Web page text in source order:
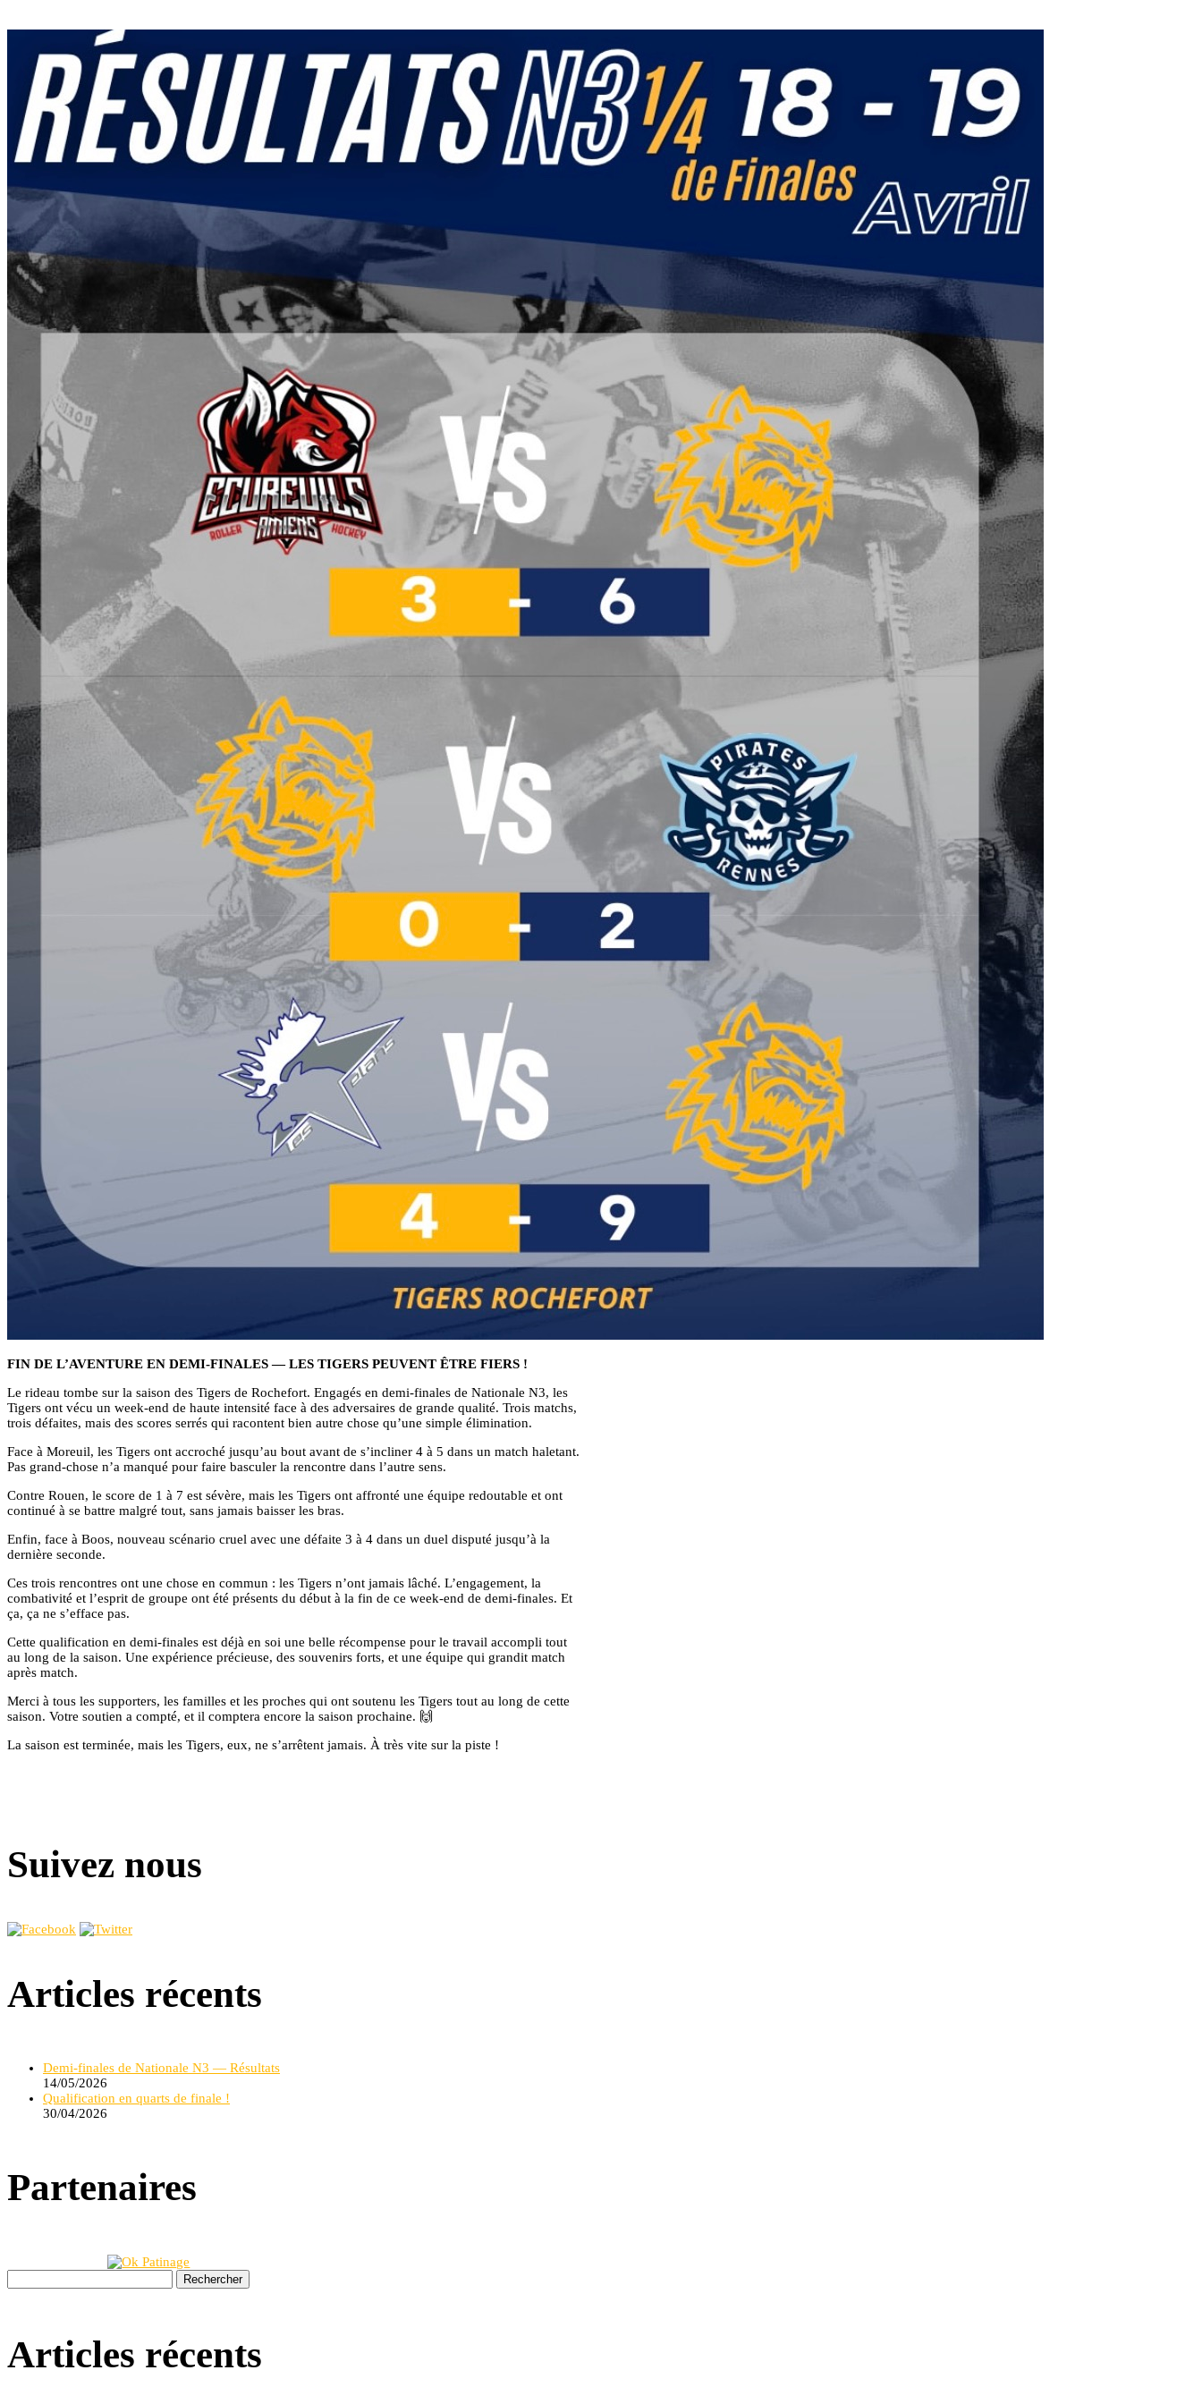
FIN DE L’AVENTURE EN DEMI-FINALES — LES TIGERS PEUVENT ÊTRE FIERS !
Le rideau tombe sur la saison des Tigers de Rochefort. Engagés en demi-finales de Nationale N3, les
Tigers ont vécu un week-end de haute intensité face à des adversaires de grande qualité. Trois matchs,
trois défaites, mais des scores serrés qui racontent bien autre chose qu’une simple élimination.
Face à Moreuil, les Tigers ont accroché jusqu’au bout avant de s’incliner 4 à 5 dans un match haletant.
Pas grand-chose n’a manqué pour faire basculer la rencontre dans l’autre sens.
Contre Rouen, le score de 1 à 7 est sévère, mais les Tigers ont affronté une équipe redoutable et ont
continué à se battre malgré tout, sans jamais baisser les bras.
Enfin, face à Boos, nouveau scénario cruel avec une défaite 3 à 4 dans un duel disputé jusqu’à la
dernière seconde.
Ces trois rencontres ont une chose en commun : les Tigers n’ont jamais lâché. L’engagement, la
combativité et l’esprit de groupe ont été présents du début à la fin de ce week-end de demi-finales. Et
ça, ça ne s’efface pas.
Cette qualification en demi-finales est déjà en soi une belle récompense pour le travail accompli tout
au long de la saison. Une expérience précieuse, des souvenirs forts, et une équipe qui grandit match
après match.
Merci à tous les supporters, les familles et les proches qui ont soutenu les Tigers tout au long de cette
saison. Votre soutien a compté, et il comptera encore la saison prochaine. 🙌
La saison est terminée, mais les Tigers, eux, ne s’arrêtent jamais. À très vite sur la piste !
Suivez nous
Articles récents
Demi-finales de Nationale N3 — Résultats
14/05/2026
Qualification en quarts de finale !
30/04/2026
Partenaires
Articles récents